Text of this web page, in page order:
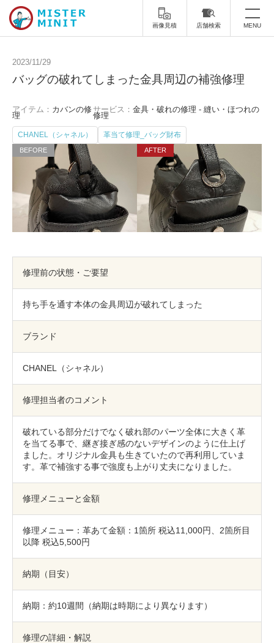
画像見積 店舗検索 MENU
ミスターミニットについて
修理サービス・料金
スーツケース修理 靴修理
スニーカー修理 靴磨き
カバンの修理 時計修理・電池交換
傘修理 合鍵の作製
包丁研ぎ
店舗を探す
オンライン修理見積もりサービス（配送修理）
よくあるご質問
お問い合わせ
採用情報
2023/11/29
バッグの破れてしまった金具周辺の補強修理
アイテム： カバンの修
理
サービス：金具・破れの修理 - 縫い・ほつれの
修理
CHANEL（シャネル） 革当て修理_バッグ財布
修理前の状態・ご要望
持ち手を通す本体の金具周辺が破れてしまった
ブランド
CHANEL（シャネル）
修理担当者のコメント
破れている部分だけでなく破れ部のパーツ全体に大きく革
を当てる事で、継ぎ接ぎ感のないデザインのように仕上げ
ました。オリジナル金具も生きていたので再利用していま
す。革で補強する事で強度も上がり丈夫になりました。
修理メニューと金額
修理メニュー：革あて金額：1箇所 税込11,000円、2箇所目
以降 税込5,500円
納期（目安）
納期：約10週間（納期は時期により異なります）
修理の詳細・解説